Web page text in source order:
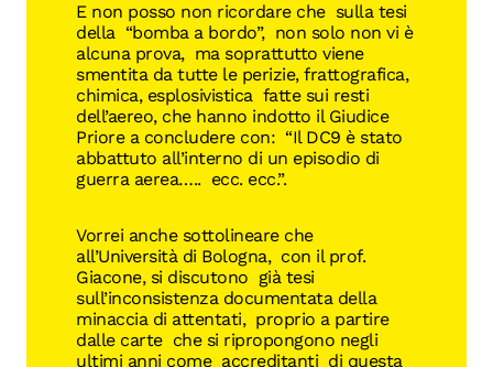
E non posso non ricordare che sulla tesi
della “bomba a bordo”, non solo non vi è
alcuna prova, ma soprattutto viene
smentita da tutte le perizie, frattografica,
chimica, esplosivistica fatte sui resti
dell’aereo, che hanno indotto il Giudice
Priore a concludere con: “Il DC9 è stato
abbattuto all’interno di un episodio di
guerra aerea….. ecc. ecc.”.
Vorrei anche sottolineare che
all’Università di Bologna, con il prof.
Giacone, si discutono già tesi
sull’inconsistenza documentata della
minaccia di attentati, proprio a partire
dalle carte che si ripropongono negli
ultimi anni come accreditanti di questa